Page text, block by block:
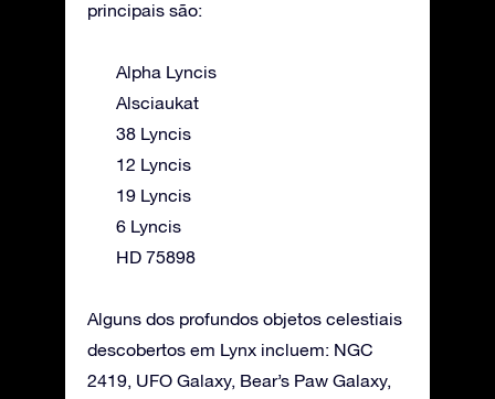
principais são:
Alpha Lyncis
Alsciaukat
38 Lyncis
12 Lyncis
19 Lyncis
6 Lyncis
HD 75898
Alguns dos profundos objetos celestiais
descobertos em Lynx incluem: NGC
2419, UFO Galaxy, Bear’s Paw Galaxy,